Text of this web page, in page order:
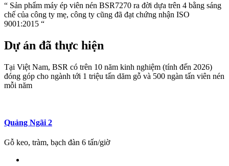
“ Sản phẩm máy ép viên nén BSR7270 ra đời dựa trên 4 bằng sáng
chế của công ty mẹ, công ty cũng đã đạt chứng nhận ISO
9001:2015 “
Dự án đã thực hiện
Tại Việt Nam, BSR có trên 10 năm kinh nghiệm (tính đến 2026)
đóng góp cho ngành tới 1 triệu tấn dăm gỗ và 500 ngàn tấn viên nén
mỗi năm
Quảng Ngãi 2
Gỗ keo, tràm, bạch đàn 6 tấn/giờ